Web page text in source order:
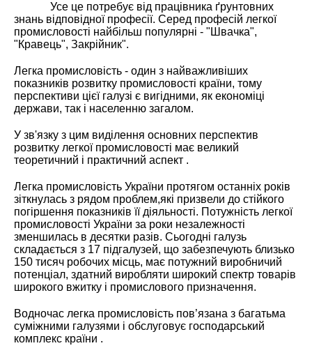
Усе це потребує від працівника ґрунтовних
знань відповідної професії. Серед професій легкої
промисловості найбільш популярні - "Швачка",
"Кравець", Закрійник".
Легка промисловість - один з найважливіших
показників розвитку промисловості країни, тому
перспективи цієї галузі є вигідними, як економіці
держави, так і населенню загалом.
У зв'язку з цим виділення основних перспектив
розвитку легкої промисловості має великий
теоретичний і практичний аспект .
Легка промисловість України протягом останніх років
зіткнулась з рядом проблем,які призвели до стійкого
погіршення показників її діяльності. Потужність легкої
промисловості України за роки незалежності
зменшилась в десятки разів. Сьогодні галузь
складається з 17 підгалузей, що забезпечують близько
150 тисяч робочих місць, має потужний виробничий
потенціал, здатний виробляти широкий спектр товарів
широкого вжитку і промислового призначення.
Водночас легка промисловість пов’язана з багатьма
суміжними галузями і обслуговує господарський
комплекс країни .